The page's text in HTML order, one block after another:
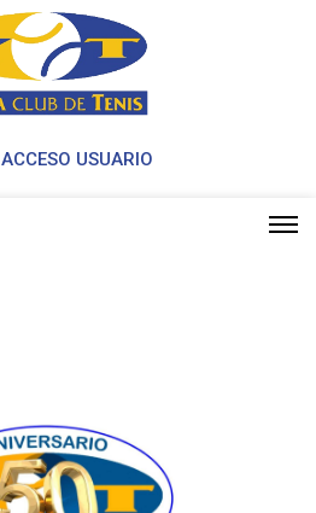
ACCESO USUARIO